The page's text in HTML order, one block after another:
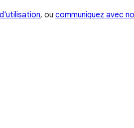
, ou communiquez avec